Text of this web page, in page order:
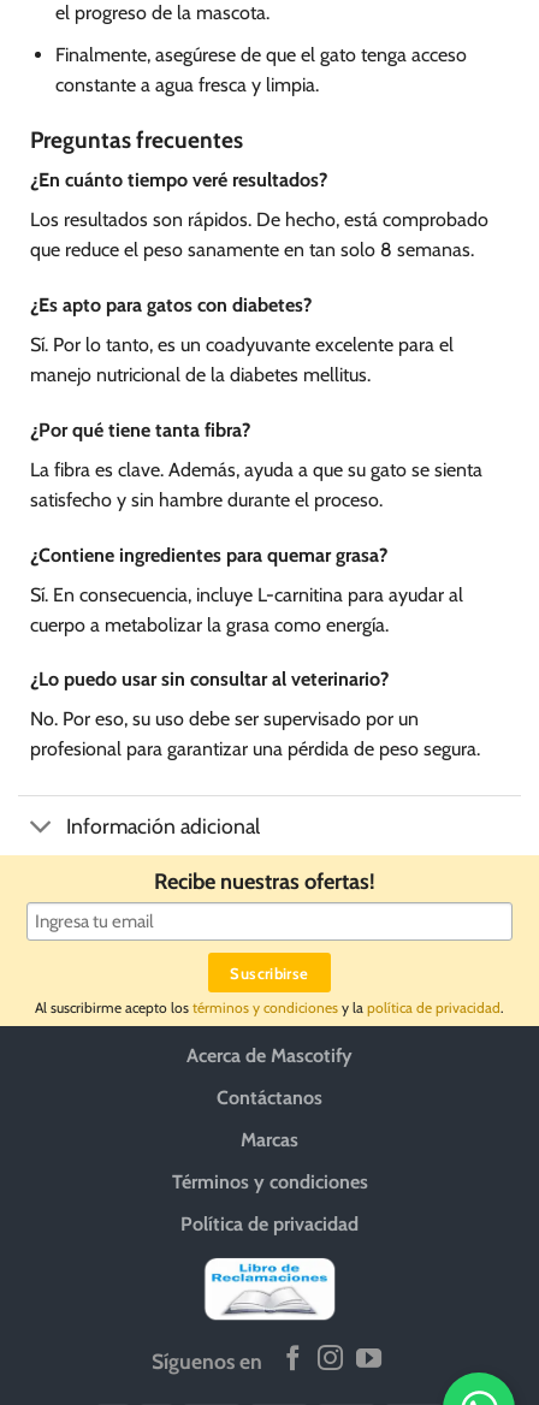
el progreso de la mascota.
Finalmente, asegúrese de que el gato tenga acceso
constante a agua fresca y limpia.
Preguntas frecuentes
¿En cuánto tiempo veré resultados?
Los resultados son rápidos. De hecho, está comprobado
que reduce el peso sanamente en tan solo 8 semanas.
¿Es apto para gatos con diabetes?
Sí. Por lo tanto, es un coadyuvante excelente para el
manejo nutricional de la diabetes mellitus.
¿Por qué tiene tanta fibra?
La fibra es clave. Además, ayuda a que su gato se sienta
satisfecho y sin hambre durante el proceso.
¿Contiene ingredientes para quemar grasa?
Sí. En consecuencia, incluye L-carnitina para ayudar al
cuerpo a metabolizar la grasa como energía.
¿Lo puedo usar sin consultar al veterinario?
No. Por eso, su uso debe ser supervisado por un
profesional para garantizar una pérdida de peso segura.
Información adicional
Recibe nuestras ofertas!
Al suscribirme acepto los términos y condiciones y la política de privacidad.
Acerca de Mascotify
Contáctanos
Marcas
Términos y condiciones
Política de privacidad
Síguenos en